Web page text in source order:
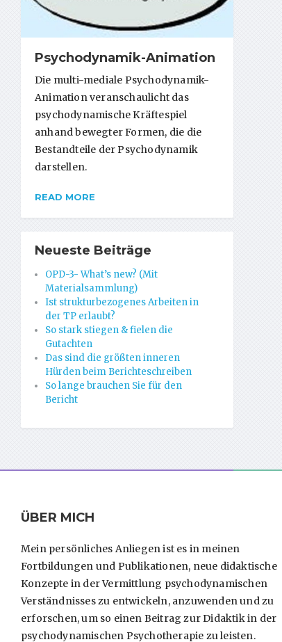
Psychodynamik-Animation
Die multi-mediale Psychodynamik-
Animation veranschaulicht das
psychodynamische Kräftespiel
anhand bewegter Formen, die die
Bestandteile der Psychodynamik
darstellen.
READ MORE
Neueste Beiträge
OPD-3- What’s new? (Mit
Materialsammlung)
Ist strukturbezogenes Arbeiten in
der TP erlaubt?
So stark stiegen & fielen die
Gutachten
Das sind die größten inneren
Hürden beim Berichteschreiben
So lange brauchen Sie für den
Bericht
ÜBER MICH
Mein persönliches Anliegen ist es in meinen
Fortbildungen und Publikationen, neue didaktische
Konzepte in der Vermittlung psychodynamischen
Verständnisses zu entwickeln, anzuwenden und zu
erforschen, um so einen Beitrag zur Didaktik in der
psychodynamischen Psychotherapie zu leisten.